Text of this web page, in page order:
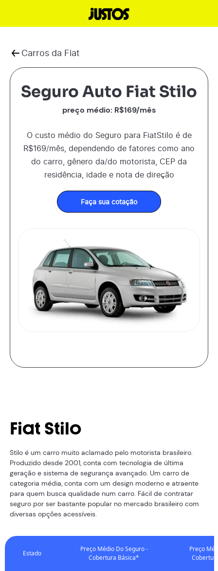
Carros da Fiat
Seguro Auto Fiat Stilo
preço médio: R$169/mês
O custo médio do Seguro para FiatStilo é de
R$169/mês, dependendo de fatores como ano
do carro, gênero da/do motorista, CEP da
residência, idade e nota de direção
Faça sua cotação
Fiat Stilo
Stilo é um carro muito aclamado pelo motorista brasileiro.
Produzido desde 2001, conta com tecnologia de última
geração e sistema de segurança avançado. Um carro de
categoria média, conta com um design moderno e atraente
para quem busca qualidade num carro. Fácil de contratar
seguro por ser bastante popular no mercado brasileiro com
diversas opções acessíveis.
Estado
Preço Médio Do Seguro -
Cobertura Básica*
Preço